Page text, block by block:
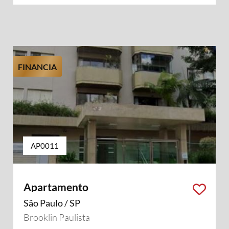
FINANCIA
AP0011
Apartamento
São Paulo / SP
Brooklin Paulista